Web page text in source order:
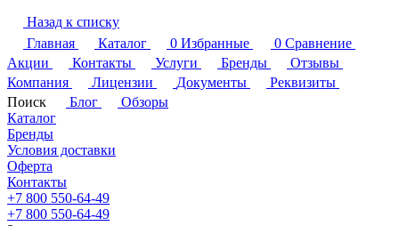
Назад к списку
Главная
Каталог 0 Избранные 0 Сравнение
Акции
Контакты Услуги Бренды
Отзывы
Компания
Лицензии Документы
Реквизиты
Поиск
Блог
Обзоры
Каталог
Бренды
Условия доставки
Оферта
Контакты
+7 800 550-64-49
+7 800 550-64-49